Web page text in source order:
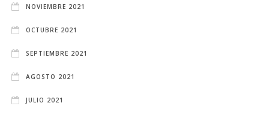
NOVIEMBRE 2021
OCTUBRE 2021
SEPTIEMBRE 2021
AGOSTO 2021
JULIO 2021